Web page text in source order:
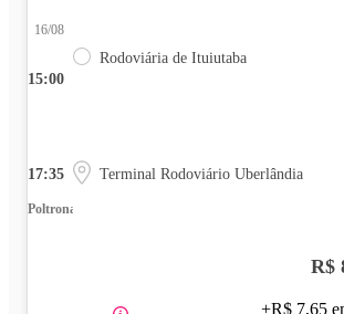
15:00
16/08
Rodoviária de Ituiutaba
17:35 Terminal Rodoviário Uberlândia
Poltrona
R$
+R$ 7,65